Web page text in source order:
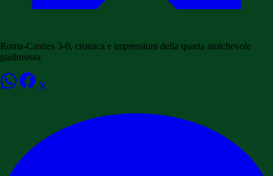
Roma-Cannes 3-0, cronaca e impressioni della quarta amichevole
giallorossa